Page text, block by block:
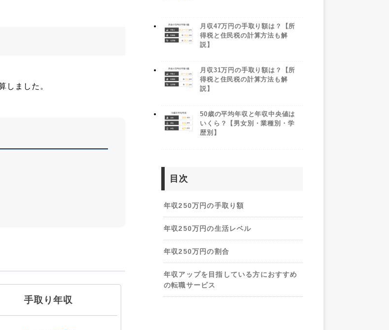
しました。
手取り年収
月収47万円の手取り額は？【所
得税と住民税の計算方法も解
説】
月収31万円の手取り額は？【所
得税と住民税の計算方法も解
説】
50歳の平均年収と年収中央値は
いくら？【男女別・業種別・学
歴別】
目次
年収250万円の手取り額
年収250万円の生活レベル
年収250万円の割合
年収アップを目指している方におすすめ
の転職サービス